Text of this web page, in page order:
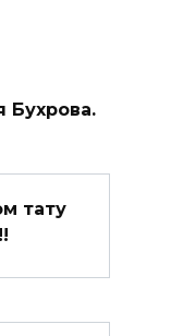
тату